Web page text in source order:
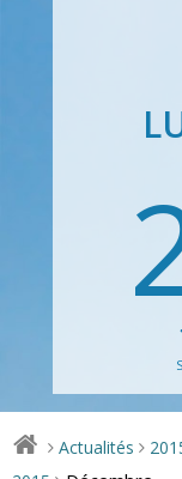
> Actualités >